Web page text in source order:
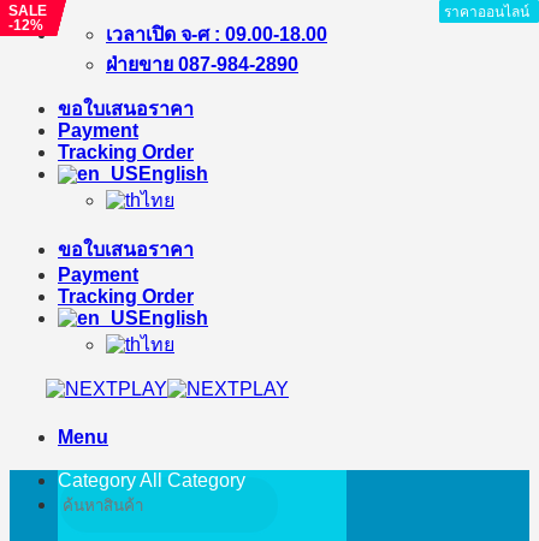
Skip
เวลาเปิด จ-ศ : 09.00-18.00
ฝ่ายขาย 087-984-2890
ขอใบเสนอราคา
Payment
Tracking Order
English
ไทย
ขอใบเสนอราคา
Payment
Tracking Order
English
ไทย
Menu
Search
for:
Category All Category
ราคาออนไลน์
SALE
-3%
ราคาออนไลน์
SALE
-5%
ราคาออนไลน์
SALE
-7%
ราคาออนไลน์
ราคาออนไลน์
SALE
-3%
ราคาออนไลน์
ราคาออนไลน์
ราคาออนไลน์
SALE
-12%